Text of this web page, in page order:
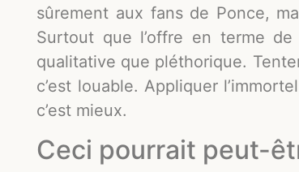
sûrement aux fans de Ponce,
Surtout que l’offre en terme
qualitative que pléthorique.
c’est louable. Appliquer
c’est mieux.
Ceci pourrait peut-